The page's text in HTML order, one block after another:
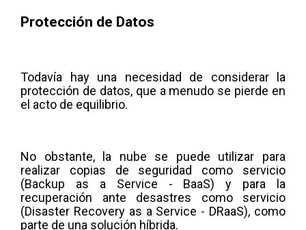
Protección de Datos
Todavía hay una necesidad de considerar la
protección de datos, que a menudo se pierde en
el acto de equilibrio.
No obstante, la nube se puede utilizar para
realizar copias de seguridad como servicio
(Backup as a Service - BaaS) y para la
recuperación ante desastres como servicio
(Disaster Recovery as a Service - DRaaS), como
parte de una solución híbrida.